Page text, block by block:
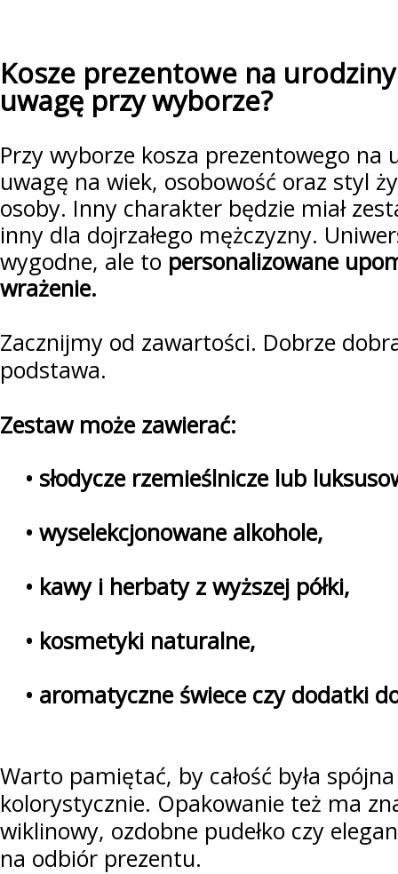
Kosze prezentowe na
uwagę przy wyborze?
Przy wyborze kosza prezentowego na
uwagę na wiek, osobowość oraz styl
osoby. Inny charakter będzie miał
inny dla dojrzałego mężczyzny.
wygodne, ale to personalizowane
wrażenie.
Zacznijmy od zawartości. Dobrze
podstawa.
Zestaw może zawierać:
• słodycze rzemieślnicze lub
• wyselekcjonowane alkohole,
• kawy i herbaty z wyższej półki,
• kosmetyki naturalne,
• aromatyczne świece czy dodatki
Warto pamiętać, by całość była
kolorystycznie. Opakowanie też ma
wiklinowy, ozdobne pudełko czy
na odbiór prezentu.